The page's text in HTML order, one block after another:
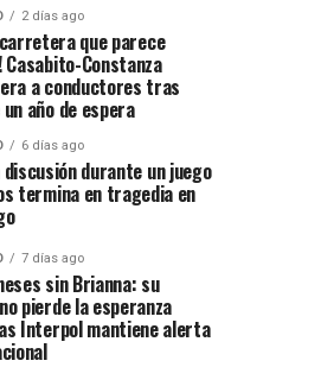
2 días ago
carretera que parece
Constanza
a conductores tras
año de espera
6 días ago
discusión durante un juego
termina en tragedia en
7 días ago
sin Brianna: su
pierde la esperanza
Interpol mantiene alerta